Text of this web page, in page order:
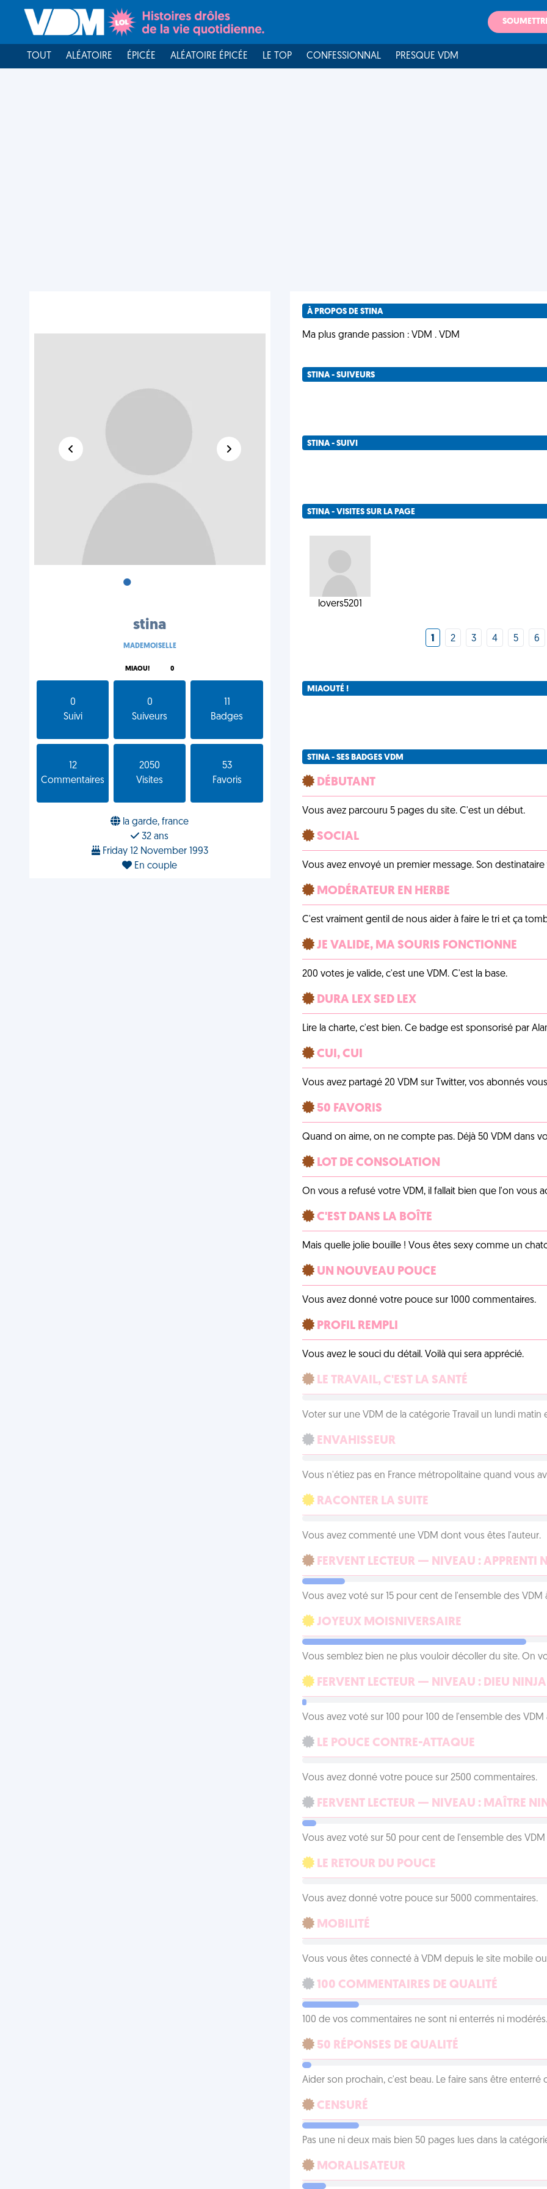
TOUT ALÉATOIRE ÉPICÉE ALÉATOIRE ÉPICÉE LE TOP CONFESSIONNAL PRESQUE VDM
•
stina
MADEMOISELLE
MIAOU! 0
0
Suivi
0
Suiveurs
Badges
12
Commentaires
2050
Visites
53
Favoris
la garde, france
32 ans
Friday 12 November 1993
En couple
À PROPOS DE STINA
Ma plus grande passion : VDM . VDM
STINA - SUIVEURS
STINA - SUIVI
STINA - VISITES SUR LA PAGE
lovers5201
1 2 3 4 5 6
MIAOUTÉ !
STINA - SES BADGES VDM
DÉBUTANT
Vous avez parcouru 5 pages du site. C'est un début.
SOCIAL
Vous avez envoyé un premier message. Son
MODÉRATEUR EN HERBE
C'est vraiment gentil de nous aider à faire le tri et ça
JE VALIDE, MA SOURIS FONCTIONNE
200 votes je valide, c'est une VDM. C'est la base.
DURA LEX SED LEX
Lire la charte, c'est bien. Ce badge est sponsorisé par
CUI, CUI
Vous avez partagé 20 VDM sur Twitter, vos abonnés
50 FAVORIS
Quand on aime, on ne compte pas. Déjà 50 VDM dans
LOT DE CONSOLATION
On vous a refusé votre VDM, il fallait bien que l'on vous
C'EST DANS LA BOÎTE
Mais quelle jolie bouille ! Vous êtes sexy comme un
UN NOUVEAU POUCE
Vous avez donné votre pouce sur 1000 commentaires.
PROFIL REMPLI
Vous avez le souci du détail. Voilà qui sera apprécié.
LE TRAVAIL, C'EST LA SANTÉ
Voter sur une VDM de la catégorie Travail un lundi matin
ENVAHISSEUR
Vous n'étiez pas en France métropolitaine quand vous
RACONTER LA SUITE
Vous avez commenté une VDM dont vous êtes l'auteur.
FERVENT LECTEUR — NIVEAU : APPRENTI
Vous avez voté sur 15 pour cent de l'ensemble des VDM
JOYEUX MOISNIVERSAIRE
Vous semblez bien ne plus vouloir décoller du site. On
FERVENT LECTEUR — NIVEAU : DIEU NINJA
Vous avez voté sur 100 pour 100 de l'ensemble des VDM
LE POUCE CONTRE-ATTAQUE
Vous avez donné votre pouce sur 2500 commentaires.
FERVENT LECTEUR — NIVEAU : MAÎTRE
Vous avez voté sur 50 pour cent de l'ensemble des VDM
LE RETOUR DU POUCE
Vous avez donné votre pouce sur 5000 commentaires.
MOBILITÉ
Vous vous êtes connecté à VDM depuis le site mobile
100 COMMENTAIRES DE QUALITÉ
100 de vos commentaires ne sont ni enterrés ni
50 RÉPONSES DE QUALITÉ
Aider son prochain, c'est beau. Le faire sans être
CENSURÉ
Pas une ni deux mais bien 50 pages lues dans la
MORALISATEUR